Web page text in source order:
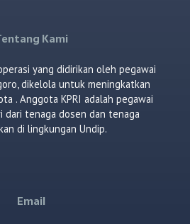
Kami
yang didirikan oleh pegawai
dikelola untuk meningkatkan
. Anggota KPRI adalah pegawai
dari tenaga dosen dan tenaga
di lingkungan Undip.
Email